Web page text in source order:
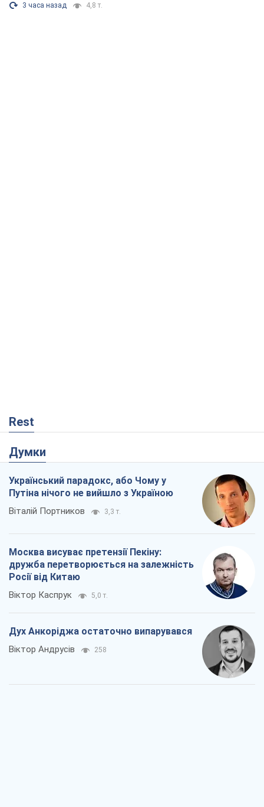
3 часа назад 4,8 т.
Rest
Думки
Український парадокс, або Чому у
Путіна нічого не вийшло з Україною
Віталій Портников 3,3 т.
Москва висуває претензії Пекіну:
дружба перетворюється на залежність
Росії від Китаю
Віктор Каспрук 5,0 т.
Дух Анкоріджа остаточно випарувався
Віктор Андрусів 258